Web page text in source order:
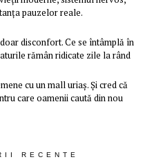
pauzelor reale.
disconfort. Ce se întâmplă în
rămân ridicate zile la rând
cu un mall uriaș. Și cred că
care oamenii caută din nou
RECENTE